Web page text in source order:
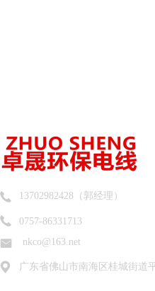
13702982428（郭经理）
nkco@163.net
广东省佛山市南海区桂城街道
0757-86331713